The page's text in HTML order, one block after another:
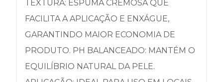
TEXTURA: ESPUMA CREMOSA QUE
FACILITA A APLICAÇÃO E ENXÁGUE,
GARANTINDO MAIOR ECONOMIA DE
PRODUTO. PH BALANCEADO: MANTÉM O
EQUILÍBRIO NATURAL DA PELE.